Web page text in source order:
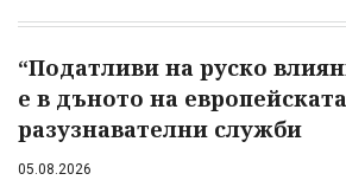
“Податливи на руско
е в дъното на
разузнавателни служби
05.08.2026